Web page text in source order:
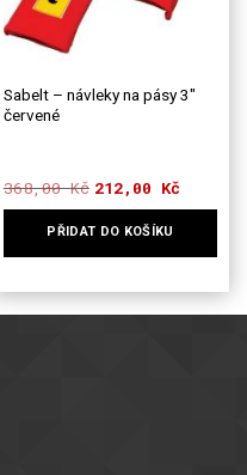
stránce
produktu
Sabelt – návleky na pásy 3″
červené
368,00Kč Původní
cena
368,00 Kč.
212,00 Kč
Aktuální
cena
212,00 Kč.
PŘIDAT DO KOŠÍKU